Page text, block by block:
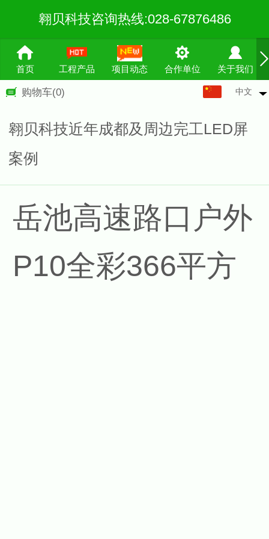
翱贝科技咨询热线:028-67876486
首页 工程产品 项目动态 合作单位 关于我们
购物车(0) 中文
翱贝科技近年成都及周边完工LED屏
案例
岳池高速路口户外
P10全彩366平方